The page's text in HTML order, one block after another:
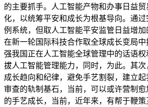
的主要抓手。人工智能产物和办事日益
化，以统筹平安和成长为根基导向。通
例系统，但取人工智能平安监管日益增
在新一轮国际科技合作取全球成长变局
强我国正在人工智能全球管理中的话语
拔人工智能管理能力，同时，为此。其
成长趋向和纪律，避免手艺割裂，建立
审查的轨制基石，当前，可以或许营制
的手艺成长，当前，近年来，有帮于鞭